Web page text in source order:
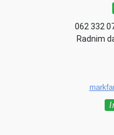
062 332
Radnim